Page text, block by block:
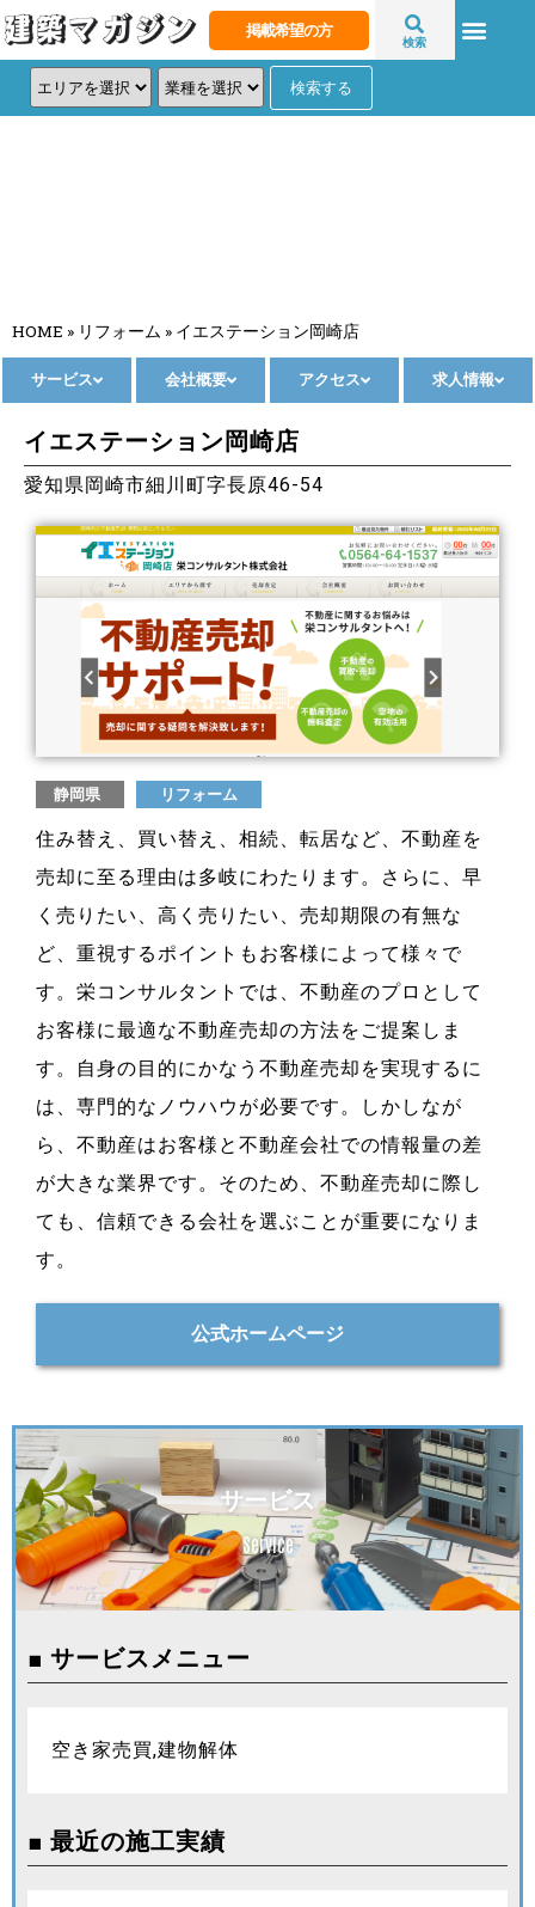
掲載希望の方
検索
HOME » リフォーム » イエステーション岡崎店
サービス 会社概要 アクセス 求人情報
イエステーション岡崎店
愛知県岡崎市細川町字長原46-54
静岡県 リフォーム
住み替え、買い替え、相続、転居など、不動産を
売却に至る理由は多岐にわたります。さらに、早
く売りたい、高く売りたい、売却期限の有無な
ど、重視するポイントもお客様によって様々で
す。栄コンサルタントでは、不動産のプロとして
お客様に最適な不動産売却の方法をご提案しま
す。自身の目的にかなう不動産売却を実現するに
は、専門的なノウハウが必要です。しかしなが
ら、不動産はお客様と不動産会社での情報量の差
が大きな業界です。そのため、不動産売却に際し
ても、信頼できる会社を選ぶことが重要になりま
す。
公式ホームページ
サービス
Service
■ サービスメニュー
空き家売買,建物解体
■ 最近の施工実績